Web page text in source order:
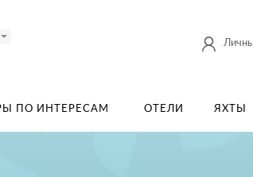
ПО ИНТЕРЕСАМ ОТЕЛИ ЯХТЫ